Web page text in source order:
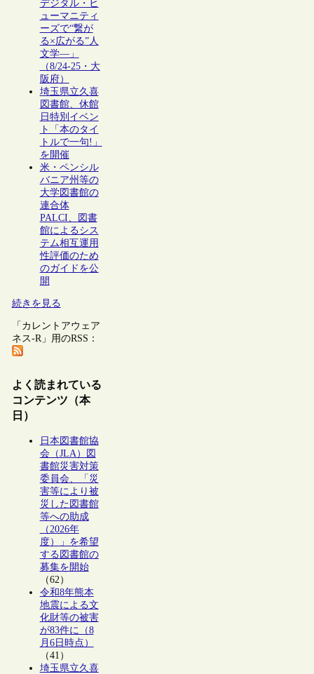
デジタル・ヒ
ューマニティ
ーズで“繋が
る×広がる”人
文学―」
（8/24-25・大
阪府）
埼玉県立久喜
図書館、休館
日特別イベン
ト「本のタイ
トルで一句!」
を開催
米・ペンシル
バニア州等の
大学図書館の
連合体
PALCI、図書
館によるシス
テム相互運用
性評価のため
のガイドを公
開
続きを見る
「カレントアウェア
ネス-R」用のRSS：
よく読まれている
コンテンツ（本
日）
日本図書館協
会（JLA）図
書館災害対策
委員会、「災
害等により被
災した図書館
等への助成
（2026年
度）」を希望
する図書館の
募集を開始
（62）
令和8年熊本
地震による文
化財等の被害
が83件に（8
月6日時点）
（41）
埼玉県立久喜